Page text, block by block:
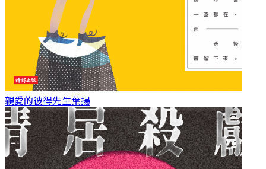
親愛的彼得先生葉揚